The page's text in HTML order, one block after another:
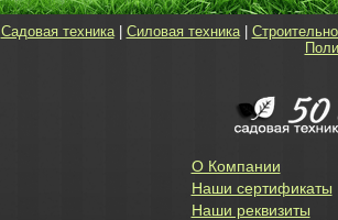
Садовая техника| Силовая техника|
О Компании
Наши сертификаты
Наши реквизиты